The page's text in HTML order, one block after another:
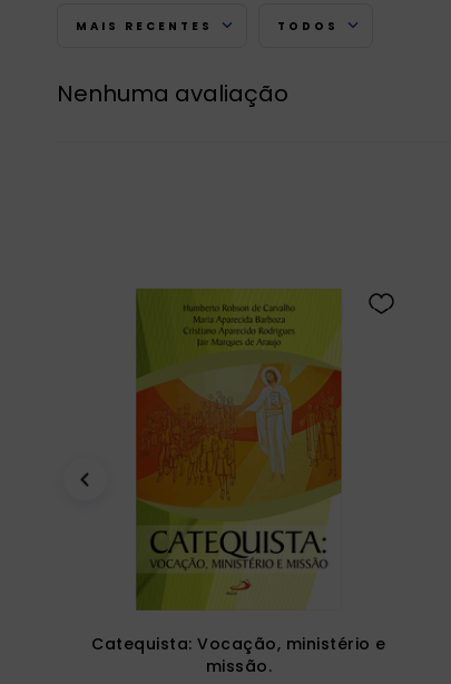
MAIS RECENTES TODOS
Nenhuma avaliação
Catequista: Vocação, ministério e
missão.